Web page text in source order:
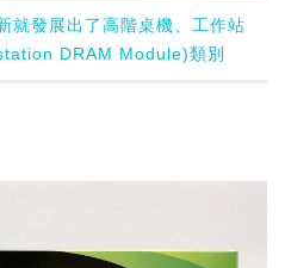
就發展出了高階桌機、工作站
DRAM Module)類別